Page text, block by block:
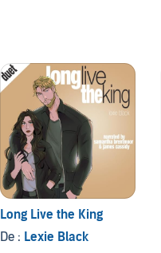
Long Live the King
De : Lexie Black